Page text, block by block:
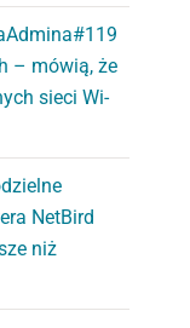
– mówią, że
sieci Wi-
NetBird
niż